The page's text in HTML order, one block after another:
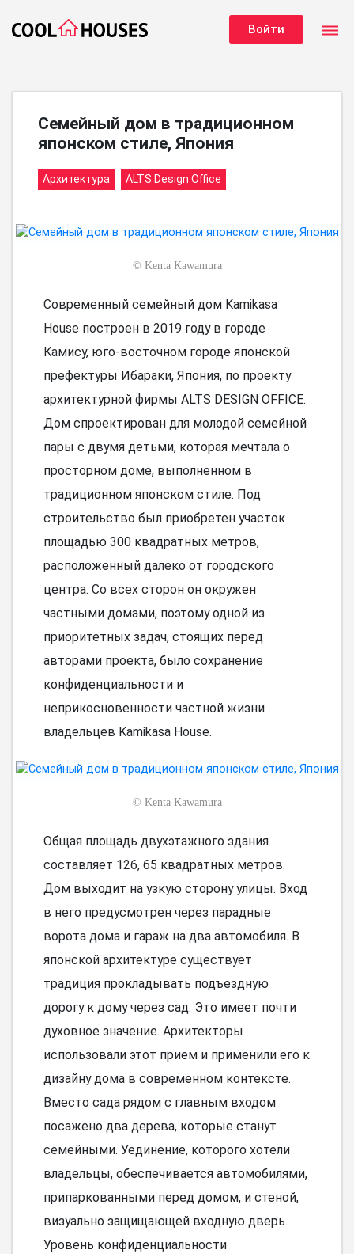
Войти dehaze
Семейный дом в традиционном
японском стиле, Япония
Архитектура ALTS Design Office
© Kenta Kawamura
Современный семейный дом Kamikasa
House построен в 2019 году в городе
Камису, юго-восточном городе японской
префектуры Ибараки, Япония, по проекту
архитектурной фирмы ALTS DESIGN OFFICE.
Дом спроектирован для молодой семейной
пары с двумя детьми, которая мечтала о
просторном доме, выполненном в
традиционном японском стиле. Под
строительство был приобретен участок
площадью 300 квадратных метров,
расположенный далеко от городского
центра. Со всех сторон он окружен
частными домами, поэтому одной из
приоритетных задач, стоящих перед
авторами проекта, было сохранение
конфиденциальности и
неприкосновенности частной жизни
владельцев Kamikasa House.
© Kenta Kawamura
Общая площадь двухэтажного здания
составляет 126, 65 квадратных метров.
Дом выходит на узкую сторону улицы. Вход
в него предусмотрен через парадные
ворота дома и гараж на два автомобиля. В
японской архитектуре существует
традиция прокладывать подъездную
дорогу к дому через сад. Это имеет почти
духовное значение. Архитекторы
использовали этот прием и применили его к
дизайну дома в современном контексте.
Вместо сада рядом с главным входом
посажено два дерева, которые станут
семейными. Уединение, которого хотели
владельцы, обеспечивается автомобилями,
припаркованными перед домом, и стеной,
визуально защищающей входную дверь.
Уровень конфиденциальности